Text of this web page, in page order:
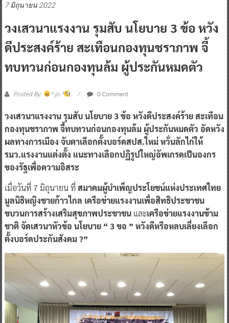
7 มิถุนายน 2022
วงเสวนาแรงงาน รุมสับ นโยบาย 3 ข้อ หวัง
ดีประสงค์ร้าย สะเทือนกองทุนชราภาพ จี้
ทบทวนก่อนกองทุนล้ม ผู้ประกันหมดตัว
Posted By: ^ jo ^ 0 Comment
วงเสวนาแรงงาน รุมสับ นโยบาย 3 ข้อ หวังดีประสงค์ร้าย สะเทือน
กองทุนชราภาพ จี้ทบทวนก่อนกองทุนล้ม ผู้ประกันหมดตัว อัดหวัง
ผลทางการเมือง จับตาเลือกตั้งบอร์ดสปส.ใหม่ หวั่นลักไก่ให้
รมว.แรงงานแต่งตั้ง แนะทางเลือกปฏิรูปใหญ่อัพเกรดเป็นองกร
ของรัฐเพื่อความอิสระ
เมื่อวันที่ 7 มิถุนายน ที่สมาคมผู้บำเพ็ญประโยชน์แห่งประเทศไทย
มูลนิธิหญิงชายก้าวไกล เครือข่ายแรงงานเพื่อสิทธิประชาชน
ขบวนการสร้างเสริมสุขภาพประชาชน และเครือข่ายแรงงานข้าม
ชาติ จัดเสวนาหัวข้อ นโยบาย “ 3 ขอ ” หวังดีหรือหลบเลี่ยงเลือก
ตั้งบอร์ดประกันสังคม ?”